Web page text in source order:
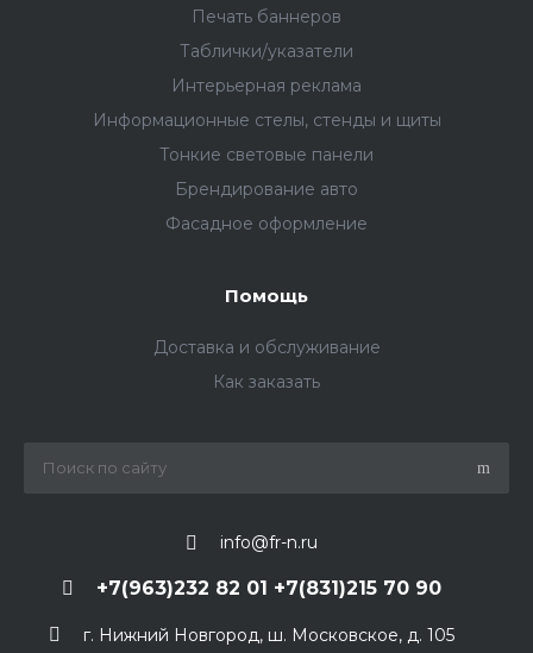
Печать баннеров
Таблички/указатели
Интерьерная реклама
Информационные стелы, стенды и щиты
Тонкие световые панели
Брендирование авто
Фасадное оформление
Помощь
Доставка и обслуживание
Как заказать
info@fr-n.ru
+7(963)232 82 01 +7(831)215 70 90
г. Нижний Новгород, ш. Московское, д. 105